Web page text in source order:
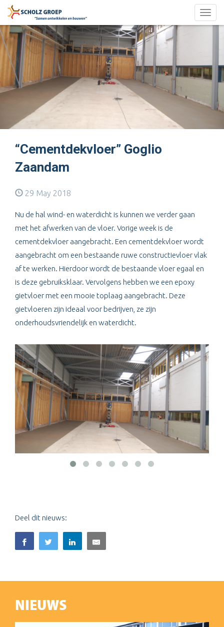
“Cementdekvloer” Goglio
Zaandam
29 May 2018
Nu de hal wind- en waterdicht is kunnen we verder gaan
met het afwerken van de vloer. Vorige week is de
cementdekvloer aangebracht. Een cementdekvloer wordt
aangebracht om een bestaande ruwe constructievloer vlak
af te werken. Hierdoor wordt de bestaande vloer egaal en
is deze gebruiksklaar. Vervolgens hebben we een epoxy
gietvloer met een mooie toplaag aangebracht. Deze
gietvloeren zijn ideaal voor bedrijven, ze zijn
onderhoudsvriendelijk en waterdicht.
Deel dit nieuws:
NIEUWS